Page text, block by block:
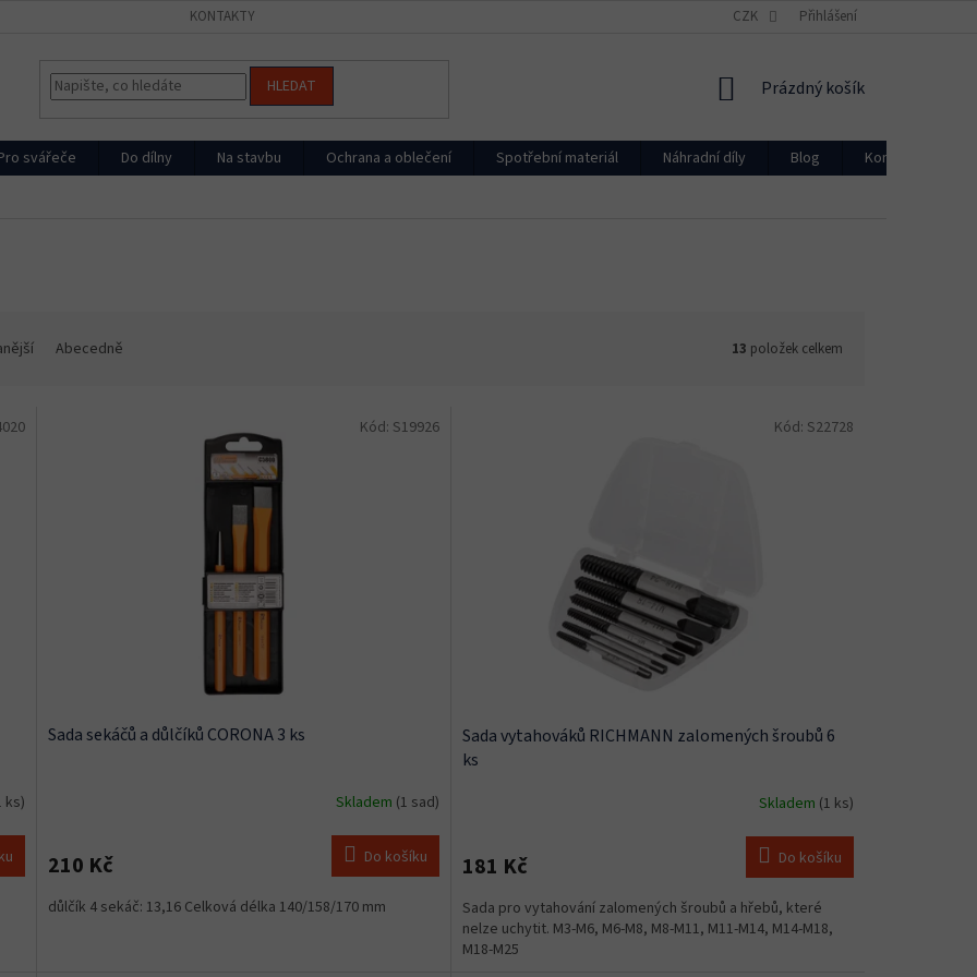
KONTAKTY CZK Přihlášení
HLEDAT
NÁKUPNÍ
Prázdný košík
svářeče Do dílny Na stavbu Ochrana a oblečení Spotřební materiál Náhradní díly Blog
Kontakty
Abecedně 13 položek celkem
ks)
Sada sekáčů a důlčíků CORONA 3 ks
Skladem (1 sad)
210 Kč Do košíku
důlčík 4 sekáč: 13,16 Celková délka 140/158/170 mm
Kód: S19926
Sada vytahováků RICHMANN zalomených šroubů 6
ks
Skladem (1 ks)
181 Kč Do košíku
Sada pro vytahování zalomených šroubů a hřebů, které
nelze uchytit. M3-M6, M6-M8, M8-M11, M11-M14, M14-M18,
M18-M25
Kód: S22728